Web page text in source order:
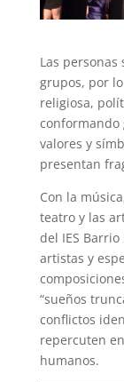
Las
grupos, por
religiosa,
conformando
valores y
presentan
Con la
teatro y las
del IES
artistas y
“sueños
conflictos
repercuten
humanos.